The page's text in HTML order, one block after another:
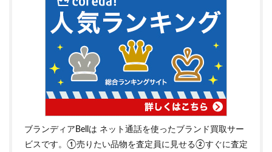
ブランディアBellは ネット通話を使ったブランド買取サー
ビスです。①売りたい品物を査定員に見せる②すぐに査定